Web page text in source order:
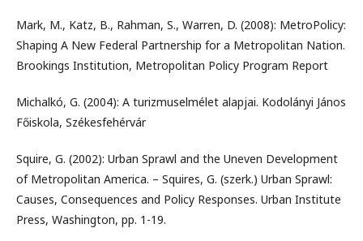
Mark, M., Katz, B., Rahman, S., Warren, D. (2008): MetroPolicy:
Shaping A New Federal Partnership for a Metropolitan Nation.
Brookings Institution, Metropolitan Policy Program Report
Michalkó, G. (2004): A turizmuselmélet alapjai. Kodolányi János
Főiskola, Székesfehérvár
Squire, G. (2002): Urban Sprawl and the Uneven Development
of Metropolitan America. – Squires, G. (szerk.) Urban Sprawl:
Causes, Consequences and Policy Responses. Urban Institute
Press, Washington, pp. 1-19.